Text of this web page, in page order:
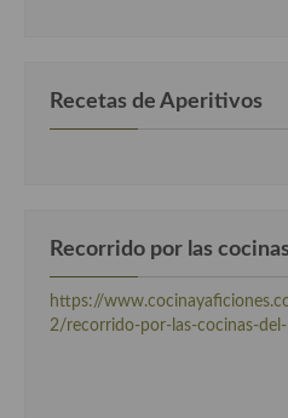
Recetas de Aperitivos
Recorrido por las
https://
2/recorrido-por-las-cocinas-